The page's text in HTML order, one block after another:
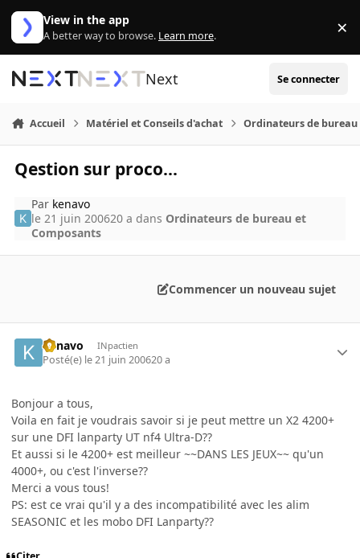
Aller au contenu
View in the app
A better way to browse. Learn more. ×
Next Se connecter
Accueil Matériel et Conseils d'achat Ordinateurs de bureau
Qestion sur proco...
Par kenavo
le 21 juin 200620 a dans Ordinateurs de bureau et
Composants
Commencer un nouveau sujet
kenavo INpactien
Posté(e) le 21 juin 200620 a
Bonjour a tous,
Voila en fait je voudrais savoir si je peut mettre un X2 4200+
sur une DFI lanparty UT nf4 Ultra-D??
Et aussi si le 4200+ est meilleur ~~DANS LES JEUX~~ qu'un
4000+, ou c'est l'inverse??
Merci a vous tous!
PS: est ce vrai qu'il y a des incompatibilité avec les alim
SEASONIC et les mobo DFI Lanparty??